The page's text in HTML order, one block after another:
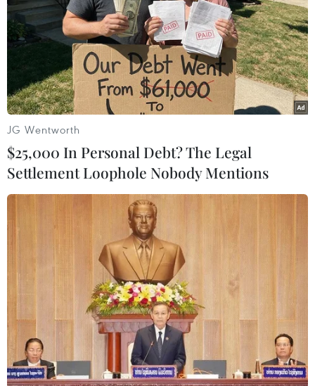
TIN LIÊN QUAN
Việt Nam là mô hình điểm cho các nước có
gánh nặng bệnh lao
Việt Nam cam kết cùng thế giới chấm dứt bệnh lao toàn
cầu, đây là một mục tiêu rất tham vọng nhưng hết sức
có ý nghĩa vì cứu sống hàng chục ngàn người dân mỗi
năm.
JG Wentworth
$25,000 In Personal Debt? The Legal
Settlement Loophole Nobody Mentions